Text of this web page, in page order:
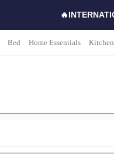
Bed Home Essentials Kitchen